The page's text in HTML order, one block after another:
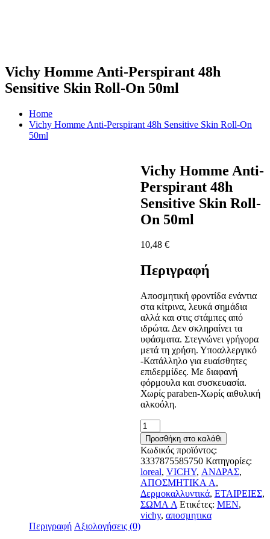
Vichy Homme Anti-Perspirant 48h
Sensitive Skin Roll-On 50ml
Home
Vichy Homme Anti-Perspirant 48h Sensitive Skin Roll-On
50ml
Vichy Homme Anti-
Perspirant 48h
Sensitive Skin Roll-
On 50ml
10,48 €
Περιγραφή
Αποσμητική φροντίδα ενάντια
στα κίτρινα, λευκά σημάδια
αλλά και στις στάμπες από
ιδρώτα. Δεν σκληραίνει τα
υφάσματα. Στεγνώνει γρήγορα
μετά τη χρήση. Υποαλλεργικό
-Κατάλληλο για ευαίσθητες
επιδερμίδες. Με διαφανή
φόρμουλα και συσκευασία.
Χωρίς paraben-Χωρίς αιθυλική
αλκοόλη.
Vichy
Homme
Anti-
Perspirant
48h
Sensitive
Skin
Roll-
On
50ml
ποσότητα
Προσθήκη στο καλάθι
Κωδικός προϊόντος:
3337875585750 Κατηγορίες:
loreal, VICHY, ΑΝΔΡΑΣ,
ΑΠΟΣΜΗΤΙΚΑ A,
Δερμοκαλλυντικά, ΕΤΑΙΡΕΙΕΣ,
ΣΩΜΑ A Ετικέτες: MEN,
vichy, αποσμητικα
Περιγραφή Αξιολογήσεις (0)